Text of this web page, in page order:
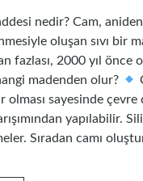
nedir? Cam,
oluşan sıvı bir
fazlası, 2000 yıl
madenden olur?
sayesinde
yapılabilir.
Sıradan camı